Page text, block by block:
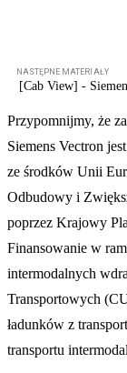
Przypomnijmy, że
Siemens Vectron
ze środków Unii
Odbudowy i
poprzez Krajowy
Finansowanie w
intermodalnych
Transportowych
ładunków z
transportu